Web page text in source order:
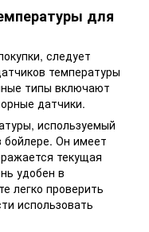
для
следует
температуры
типы включают
датчики.
используемый
Он имеет
текущая
удобен в
легко проверить
использовать